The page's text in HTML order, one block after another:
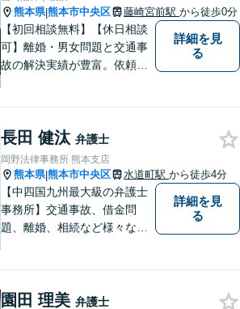
談無料】【子連れ相談可】
熊本県|熊本市中央区 藤崎宮前駅 から徒歩0分
【初回相談無料】【休日相談
可】離婚・男女問題と交通事
故の解決実績が豊富。依頼者
ださい。【熊本市中心部】地
域に密着した町医者みたいな
弁護士です。
詳細を見
る
長田 健汰 弁護士
岡野法律事務所 熊本支店
熊本県|熊本市中央区 水道町駅 から徒歩4分
【中四国九州最大級の弁護士
事務所】交通事故、借金問
題、離婚、相続など様々な問
い！
詳細を見
る
園田 理美 弁護士